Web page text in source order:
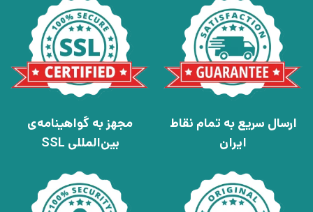
ارسال سریع به تمام نقاط
ایران
مجهز به گواهینامه‌ی
بین‌المللی SSL